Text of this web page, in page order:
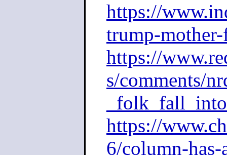
https://
trump-
https://
s/comments/
https://
6/column-